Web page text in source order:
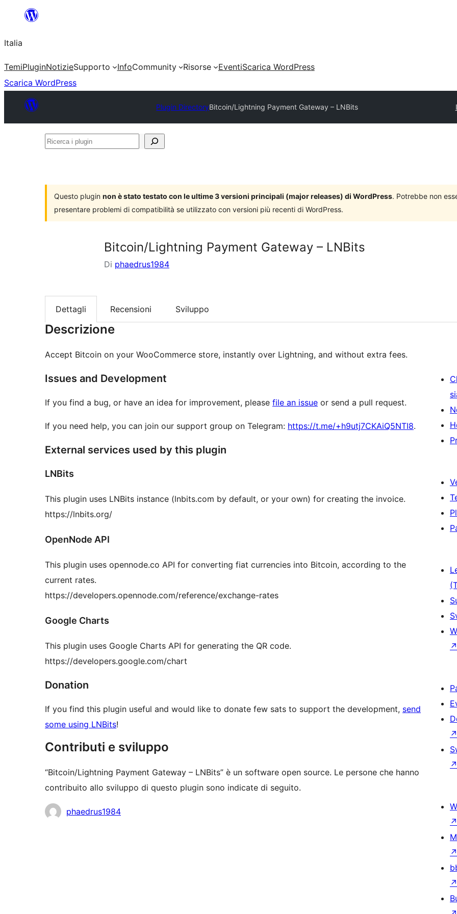
contenuto
Italia
TemiPluginNotizieSupporto InfoCommunity Risorse EventiScarica WordPress
Scarica WordPress
Plugin DirectoryBitcoin/Lightning Payment Gateway – LNBits
Ricerca
Questo plugin non è stato testato con le ultime 3 versioni principali (major releases) di WordPress. Potrebbe non
presentare problemi di compatibilità se utilizzato con versioni più recenti di WordPress.
Bitcoin/Lightning Payment Gateway – LNBits
Di phaedrus1984
Dettagli Recensioni Sviluppo
Descrizione
Accept Bitcoin on your WooCommerce store, instantly over Lightning, and without extra fees.
Issues and Development
If you find a bug, or have an idea for improvement, please file an issue or send a pull request.
If you need help, you can join our support group on Telegram: https://t.me/+h9utj7CKAiQ5NTI8.
External services used by this plugin
LNBits
This plugin uses LNBits instance (lnbits.com by default, or your own) for creating the invoice.
https://lnbits.org/
OpenNode API
This plugin uses opennode.co API for converting fiat currencies into Bitcoin, according to the
current rates.
https://developers.opennode.com/reference/exchange-rates
Google Charts
This plugin uses Google Charts API for generating the QR code.
https://developers.google.com/chart
Donation
If you find this plugin useful and would like to donate few sats to support the development, send
some using LNBits!
Contributi e sviluppo
“Bitcoin/Lightning Payment Gateway – LNBits” è un software open source. Le persone che hanno
contribuito allo sviluppo di questo plugin sono indicate di seguito.
Collaboratori
phaedrus1984
↗
↗
↗
↗
↗
↗